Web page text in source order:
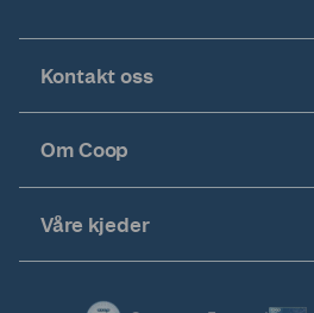
Kontakt oss
Om Coop
Våre kjeder